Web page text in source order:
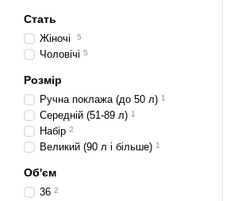
Стать
Жіночі 5
Чоловічі 5
Розмір
Ручна поклажа (до 50 л) 1
Середній (51-89 л) 1
Набір 2
Великий (90 л і більше) 1
Об'єм
36 2